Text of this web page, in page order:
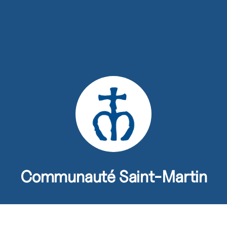
Communauté Saint-Martin